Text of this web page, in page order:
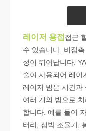
2026 가이드: 파이버
레이저 용접 접근
수 있습니다. 비접
성이 뛰어납니다.
술이 사용되어 레이
레이저 빔은 시간과
여러 개의 빔으로
합니다. 예를 들어
터리, 심박 조율기,